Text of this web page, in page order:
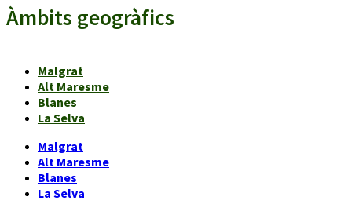
Àmbits geogràfics
Malgrat
Alt Maresme
Blanes
La Selva
Malgrat
Alt Maresme
Blanes
La Selva